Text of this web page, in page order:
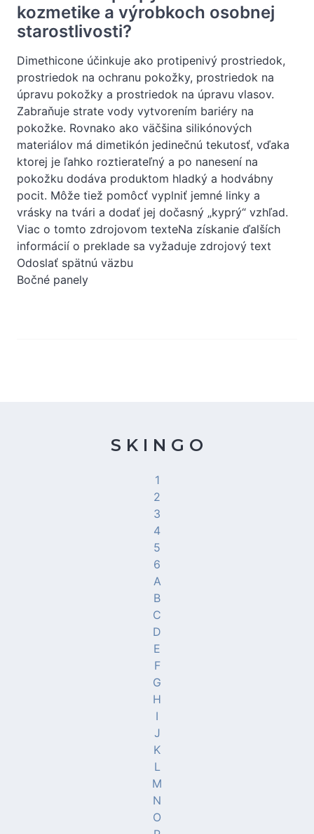
kozmetike a výrobkoch osobnej
starostlivosti?
Dimethicone účinkuje ako protipenivý prostriedok,
prostriedok na ochranu pokožky, prostriedok na
úpravu pokožky a prostriedok na úpravu vlasov.
Zabraňuje strate vody vytvorením bariéry na
pokožke. Rovnako ako väčšina silikónových
materiálov má dimetikón jedinečnú tekutosť, vďaka
ktorej je ľahko roztierateľný a po nanesení na
pokožku dodáva produktom hladký a hodvábny
pocit. Môže tiež pomôcť vyplniť jemné linky a
vrásky na tvári a dodať jej dočasný „kyprý“ vzhľad.
Viac o tomto zdrojovom texteNa získanie ďalších
informácií o preklade sa vyžaduje zdrojový text
Odoslať spätnú väzbu
Bočné panely
S K I N G O
1
2
3
4
5
6
A
B
C
D
E
F
G
H
I
J
K
L
M
N
O